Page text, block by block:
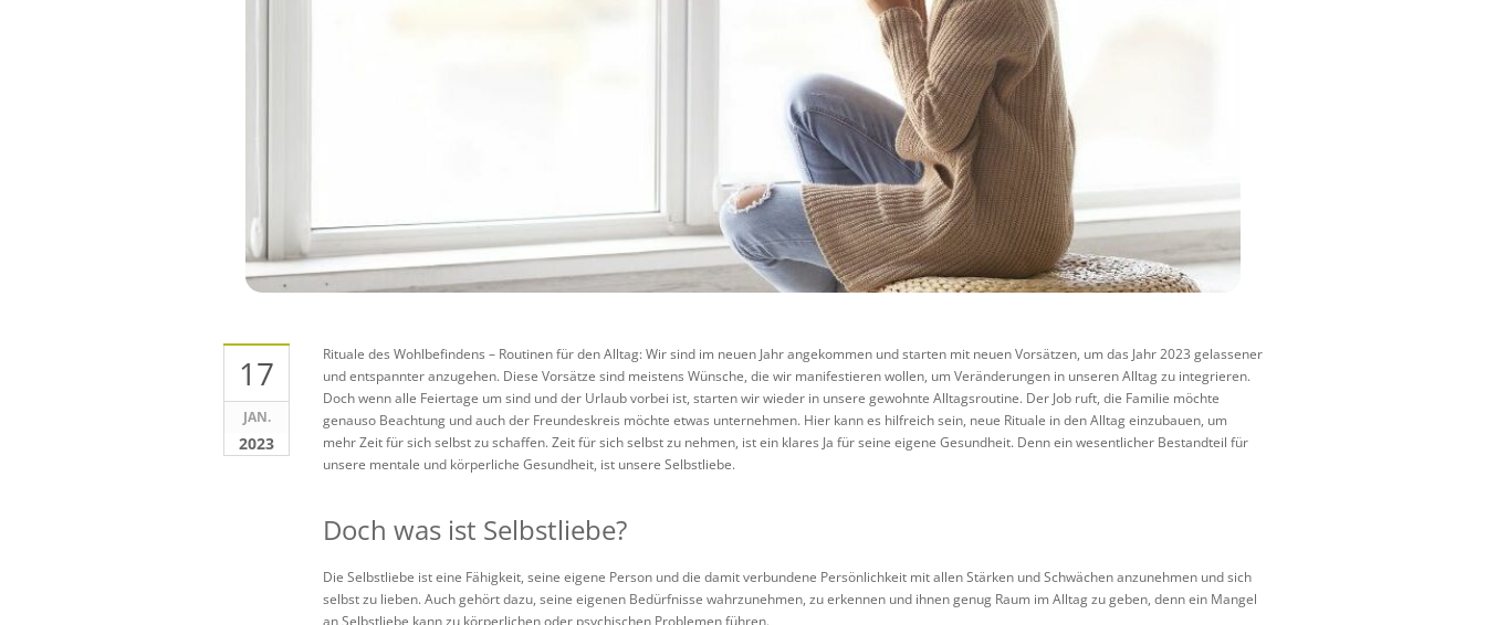
17
JAN.
2023
Rituale des Wohlbefindens – Routinen für den Alltag: Wir sind im neuen Jahr angekommen und starten mit neuen Vorsätzen, um das Jahr 2023 gelassener
und entspannter anzugehen. Diese Vorsätze sind meistens Wünsche, die wir manifestieren wollen, um Veränderungen in unseren Alltag zu integrieren.
Doch wenn alle Feiertage um sind und der Urlaub vorbei ist, starten wir wieder in unsere gewohnte Alltagsroutine. Der Job ruft, die Familie möchte
genauso Beachtung und auch der Freundeskreis möchte etwas unternehmen. Hier kann es hilfreich sein, neue Rituale in den Alltag einzubauen, um
mehr Zeit für sich selbst zu schaffen. Zeit für sich selbst zu nehmen, ist ein klares Ja für seine eigene Gesundheit. Denn ein wesentlicher Bestandteil für
unsere mentale und körperliche Gesundheit, ist unsere Selbstliebe.
Doch was ist Selbstliebe?
Die Selbstliebe ist eine Fähigkeit, seine eigene Person und die damit verbundene Persönlichkeit mit allen Stärken und Schwächen anzunehmen und sich
selbst zu lieben. Auch gehört dazu, seine eigenen Bedürfnisse wahrzunehmen, zu erkennen und ihnen genug Raum im Alltag zu geben, denn ein Mangel
an Selbstliebe kann zu körperlichen oder psychischen Problemen führen.